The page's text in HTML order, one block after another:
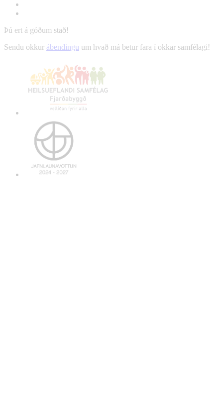
Þú ert á góðum stað!
Sendu okkur ábendingu um hvað má betur fara í okkar samfélagi!